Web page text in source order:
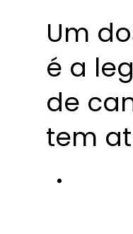
Um
é a
de
tem